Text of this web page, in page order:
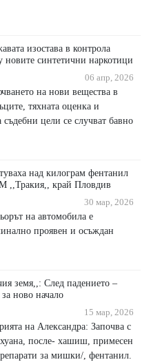
изостава в контрола
новите синтетични наркотици
06 апр, 2026
на нови вещества в
тяхната оценка и
цели се случват бавно
над килограм фентанил
,,Тракия,, край Пловдив
30 мар, 2026
на автомобила е
проявен и осъждан
земя,,: След падението –
ново начало
15 мар, 2026
на Александра: Започва с
после- хашиш, примесен
за мишки/, фентанил.